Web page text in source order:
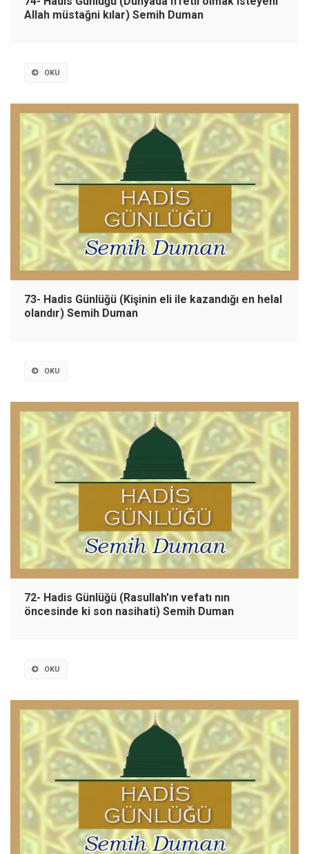
Allah müstağni kılar) Semih Duman
OKU
73- Hadis Günlüğü (Kişinin eli ile kazandığı en helal
olandır) Semih Duman
OKU
72- Hadis Günlüğü (Rasullah'ın vefatı nın
öncesinde ki son nasihati) Semih Duman
OKU